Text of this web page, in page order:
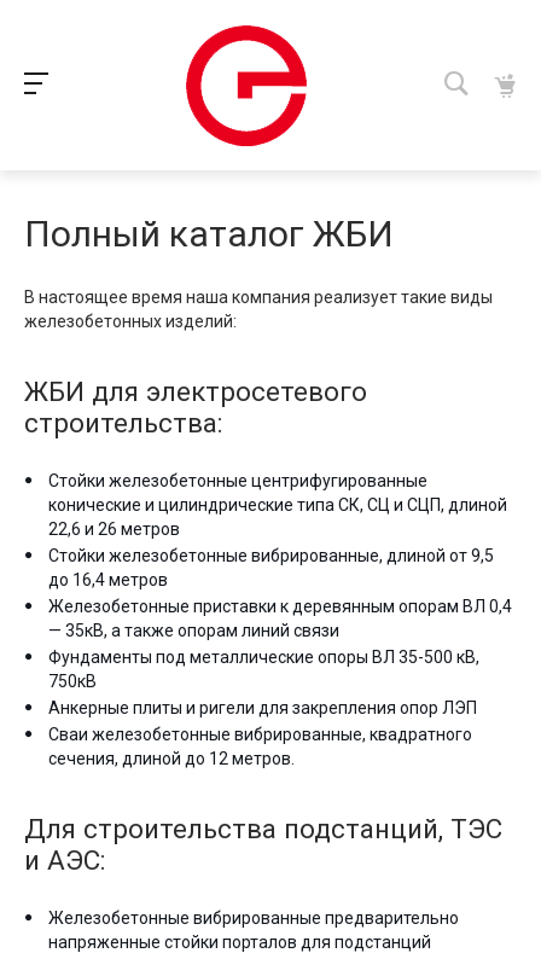
Полный каталог ЖБИ
В настоящее время наша компания реализует такие виды
железобетонных изделий:
ЖБИ для электросетевого
строительства:
Стойки железобетонные центрифугированные
конические и цилиндрические типа СК, СЦ и СЦП, длиной
22,6 и 26 метров
Стойки железобетонные вибрированные, длиной от 9,5
до 16,4 метров
Железобетонные приставки к деревянным опорам ВЛ 0,4
— 35кВ, а также опорам линий связи
Фундаменты под металлические опоры ВЛ 35-500 кВ,
750кВ
Анкерные плиты и ригели для закрепления опор ЛЭП
Сваи железобетонные вибрированные, квадратного
сечения, длиной до 12 метров.
Для строительства подстанций, ТЭС
и АЭС:
Железобетонные вибрированные предварительно
напряженные стойки порталов для подстанций